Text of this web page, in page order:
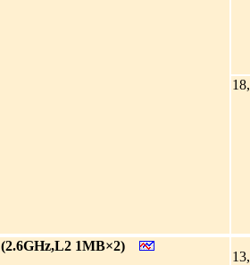
(2.6GHz,L2 1MB×2)